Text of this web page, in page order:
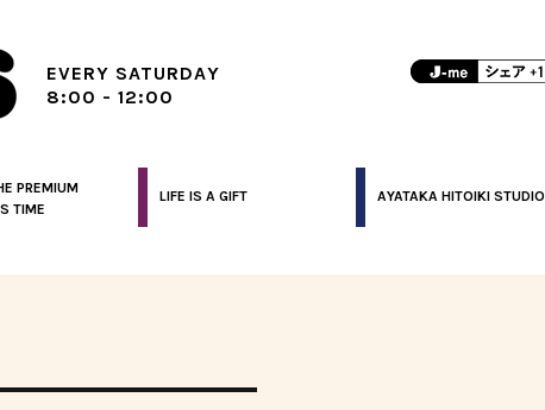
EVERY SATURDAY
8:00 - 12:00
PREMIUM
TIME
LIFE IS A GIFT AYATAKA HITOIKI STUDIO